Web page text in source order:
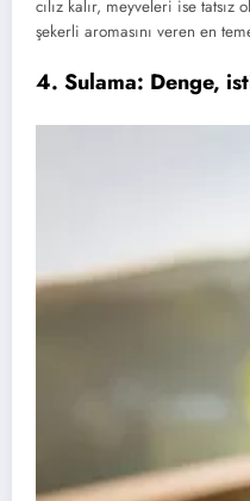
cılız kalır, meyveleri ise
şekerli aromasını veren en
4. Sulama: Denge,